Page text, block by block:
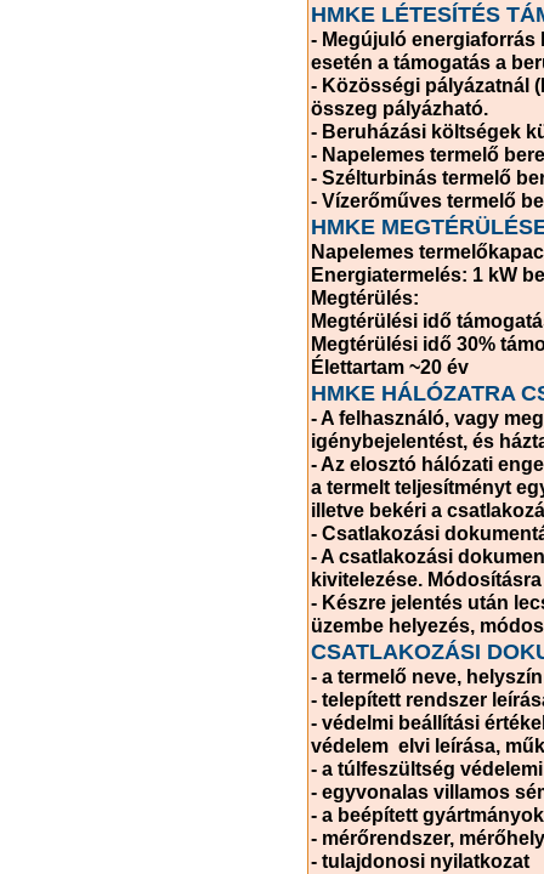
HMKE LÉTESÍTÉS
- Megújuló energiaforrás
esetén a támogatás a
- Közösségi pályázatnál
összeg pályázható.
- Beruházási költségek
- Napelemes termelő
- Szélturbinás termelő
- Vízerőműves termelő
HMKE
Napelemes
Energiatermelés: 1 kW
Megtérülés:
Megtérülési idő
Megtérülési idő 30%
Élettartam ~20 év
HMKE HÁLÓZATRA
- A felhasználó, vagy
igénybejelentést, és
- Az elosztó hálózati
a termelt teljesítményt
illetve bekéri a
- Csatlakozási
- A csatlakozási
kivitelezése.
- Készre jelentés után
üzembe helyezés,
CSATLAKOZÁSI
- a termelő neve,
- telepített rendszer
- védelmi beállítási
védelem elvi leírása,
- a túlfeszültség
- egyvonalas villamos
- a beépített
- mérőrendszer,
- tulajdonosi nyilatkozat